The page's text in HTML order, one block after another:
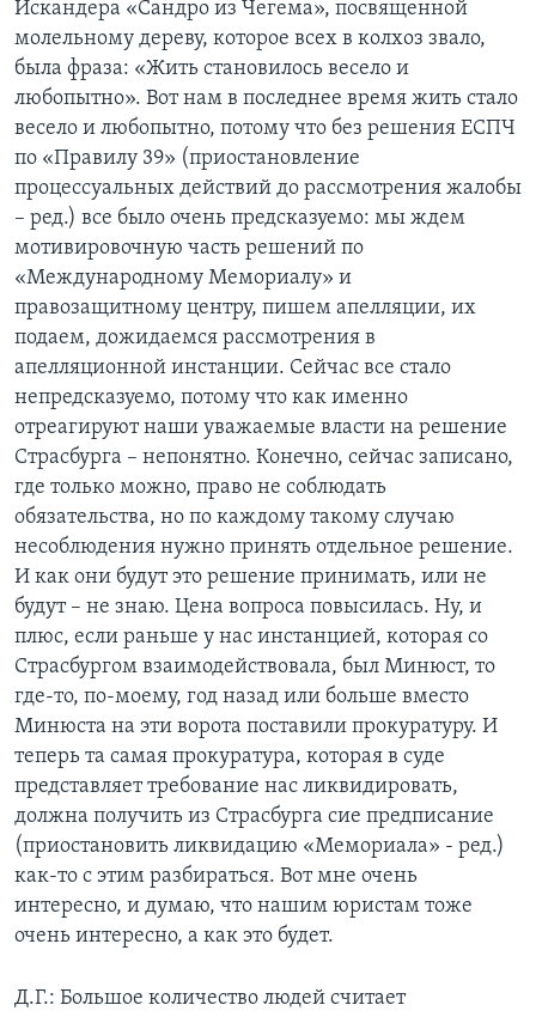
Искандера «Сандро из Чегема», посвященной
молельному дереву, которое всех в колхоз звало,
была фраза: «Жить становилось весело и
любопытно». Вот нам в последнее время жить стало
весело и любопытно, потому что без решения ЕСПЧ
по «Правилу 39» (приостановление
процессуальных действий до рассмотрения жалобы
– ред.) все было очень предсказуемо: мы ждем
мотивировочную часть решений по
«Международному Мемориалу» и
правозащитному центру, пишем апелляции, их
подаем, дожидаемся рассмотрения в
апелляционной инстанции. Сейчас все стало
непредсказуемо, потому что как именно
отреагируют наши уважаемые власти на решение
Страсбурга – непонятно. Конечно, сейчас записано,
где только можно, право не соблюдать
обязательства, но по каждому такому случаю
несоблюдения нужно принять отдельное решение.
И как они будут это решение принимать, или не
будут – не знаю. Цена вопроса повысилась. Ну, и
плюс, если раньше у нас инстанцией, которая со
Страсбургом взаимодействовала, был Минюст, то
где-то, по-моему, год назад или больше вместо
Минюста на эти ворота поставили прокуратуру. И
теперь та самая прокуратура, которая в суде
представляет требование нас ликвидировать,
должна получить из Страсбурга сие предписание
(приостановить ликвидацию «Мемориала» - ред.)
как-то с этим разбираться. Вот мне очень
интересно, и думаю, что нашим юристам тоже
очень интересно, а как это будет.
Д.Г.: Большое количество людей считает